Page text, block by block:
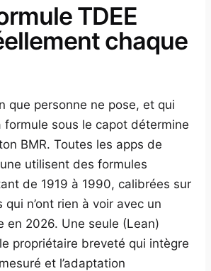
TDEE
chaque
que personne ne pose, et qui
formule sous le capot détermine
BMR. Toutes les apps de
utilisent des formules
de 1919 à 1990, calibrées sur
n’ont rien à voir avec un
en 2026. Une seule (Lean)
propriétaire breveté qui intègre
et l’adaptation